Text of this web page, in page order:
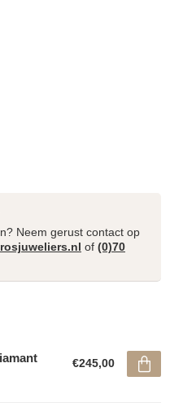
Neem gerust contact op
of (0)70
€245,00